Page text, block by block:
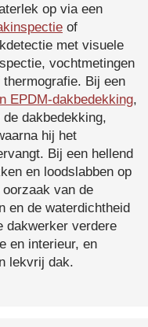
op via een
of
met visuele
vochtmetingen
thermografie. Bij een
EPDM-dakbedekking,
dakbedekking,
hij het
Bij een hellend
en loodslabben op
van de
en de waterdichtheid
dakwerker verdere
en interieur, en
lekvrij dak.